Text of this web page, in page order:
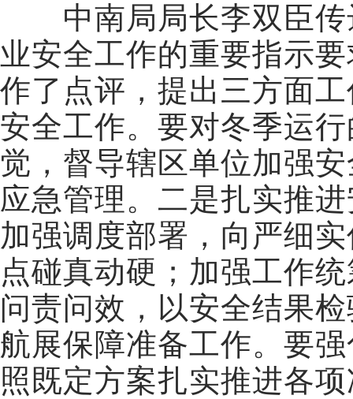
中南局局长李双臣传
业安全工作的重要指示
作了点评，提出三方面
安全工作。要对冬季运
觉，督导辖区单位加强
应急管理。二是扎实推
加强调度部署，向严细
点碰真动硬；加强工作
问责问效，以安全结果
航展保障准备工作。要
照既定方案扎实推进各